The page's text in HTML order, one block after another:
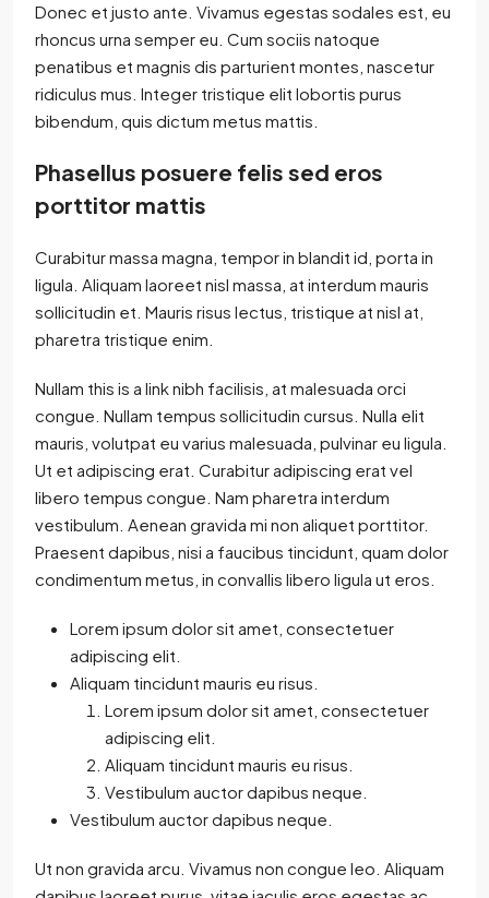
Donec et justo ante. Vivamus egestas sodales est, eu
rhoncus urna semper eu. Cum sociis natoque
penatibus et magnis dis parturient montes, nascetur
ridiculus mus. Integer tristique elit lobortis purus
bibendum, quis dictum metus mattis.
Phasellus posuere felis sed eros
porttitor mattis
Curabitur massa magna, tempor in blandit id, porta in
ligula. Aliquam laoreet nisl massa, at interdum mauris
sollicitudin et. Mauris risus lectus, tristique at nisl at,
pharetra tristique enim.
Nullam this is a link nibh facilisis, at malesuada orci
congue. Nullam tempus sollicitudin cursus. Nulla elit
mauris, volutpat eu varius malesuada, pulvinar eu ligula.
Ut et adipiscing erat. Curabitur adipiscing erat vel
libero tempus congue. Nam pharetra interdum
vestibulum. Aenean gravida mi non aliquet porttitor.
Praesent dapibus, nisi a faucibus tincidunt, quam dolor
condimentum metus, in convallis libero ligula ut eros.
Lorem ipsum dolor sit amet, consectetuer
adipiscing elit.
Aliquam tincidunt mauris eu risus.
Lorem ipsum dolor sit amet, consectetuer
adipiscing elit.
Aliquam tincidunt mauris eu risus.
Vestibulum auctor dapibus neque.
Vestibulum auctor dapibus neque.
Ut non gravida arcu. Vivamus non congue leo. Aliquam